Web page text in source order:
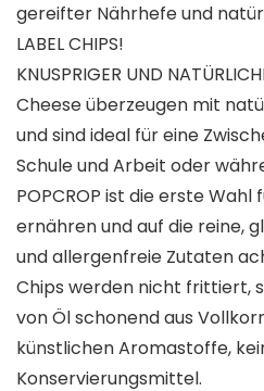
gereifter Nährhefe und
LABEL CHIPS!
KNUSPRIGER UND
Cheese überzeugen mit
und sind ideal für eine
Schule und Arbeit oder
POPCROP ist die erste
ernähren und auf die reine,
und allergenfreie Zutaten
Chips werden nicht frittiert,
von Öl schonend aus
künstlichen Aromastoffe,
Konservierungsmittel.